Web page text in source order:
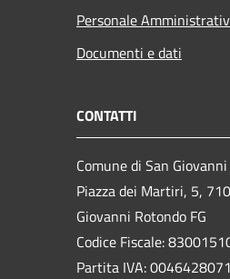
Personale
Documenti e dati
CONTATTI
Comune di San
Piazza dei Martiri, 5,
Giovanni Rotondo FG
Codice Fiscale:
Partita IVA: